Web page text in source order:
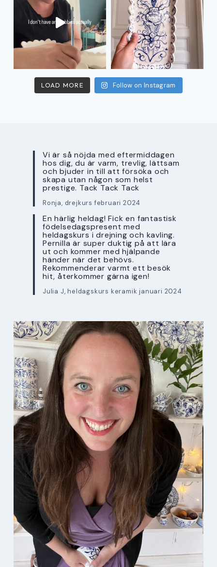
LOAD MORE Follow on Instagram
Vi är så nöjda med eftermiddagen
hos dig, du är varm, trevlig, lättsam
och bjuder in till att försöka och
skapa utan någon som helst
prestige. Tack Tack Tack
Ronja, drejkurs februari 2024
En härlig heldag! Fick en fantastisk
födelsedagspresent med
heldagskurs i drejning och kavling.
Pernilla är super duktig på att lära
ut och kommer med hjälpande
händer när det behövs.
Rekommenderar varmt ett besök
hit, återkommer gärna igen!
Julia J, heldagskurs keramik januari 2024